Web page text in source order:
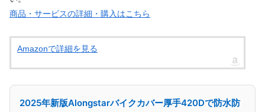
商品・サービスの詳細・購入はこちら
Amazonで詳細を見る
2025年新版Alongstarバイクカバー厚手420Dで防水防